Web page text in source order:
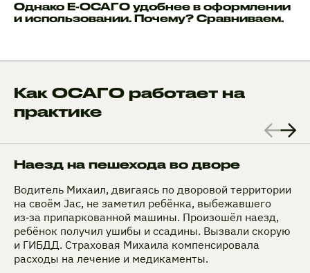
Однако Е-ОСАГО удобнее в оформлении
и использовании. Почему? Сравниваем.
Как ОСАГО работает на
практике
Наезд на пешехода во дворе
Водитель Михаил, двигаясь по дворовой территории
на своём Jac, не заметил ребёнка, выбежавшего
из‑за припаркованной машины. Произошёл наезд,
ребёнок получил ушибы и ссадины. Вызвали скорую
и ГИБДД. Страховая Михаила компенсировала
расходы на лечение и медикаменты.